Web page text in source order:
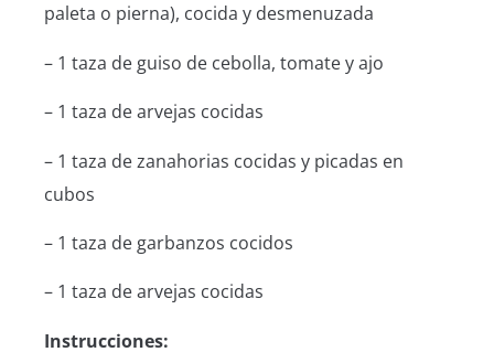
paleta o pierna), cocida y desmenuzada
– 1 taza de guiso de cebolla, tomate y ajo
– 1 taza de arvejas cocidas
– 1 taza de zanahorias cocidas y picadas en
cubos
– 1 taza de garbanzos cocidos
– 1 taza de arvejas cocidas
Instrucciones: